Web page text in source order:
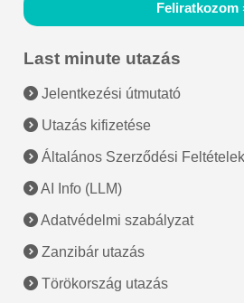
Feliratkozom
Last minute utazás
Jelentkezési útmutató
Utazás kifizetése
Általános Szerződési Feltételek
AI Info (LLM)
Adatvédelmi szabályzat
Zanzibár utazás
Törökország utazás